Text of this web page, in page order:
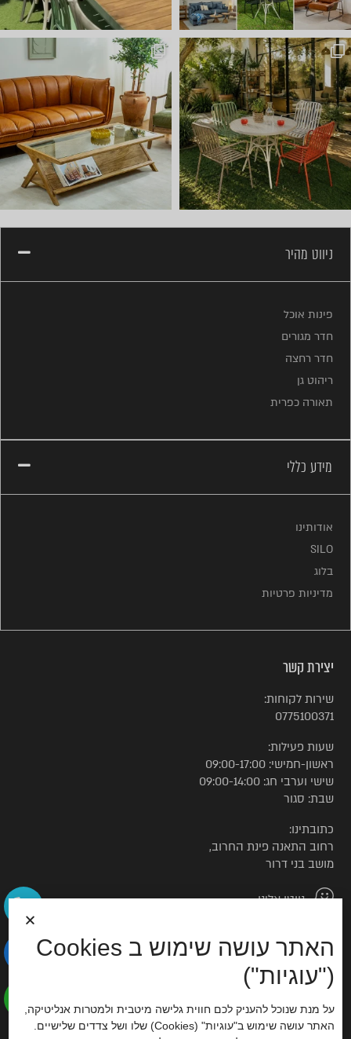
ועכשיו הגיע הזמן לשולחן הסל
ניווט מהיר
פינות אוכל
חדר מגורים
חדר רחצה
ריהוט גן
תאורה כפרית
מידע כללי
אודותינו
SILO
בלוג
מדיניות פרטיות
יצירת קשר
שירות לקוחות:
0775100371
שעות פעילות:
ראשון-חמישי: 09:00-17:00
שישי וערבי חג: 09:00-14:00
שבת: סגור
כתובתינו:
רחוב התאנה פינת החרוב,
מושב בני דרור
נווטו אלינו
© כל הזכויות שמורות לטורקיז האוס
סוכנות דיגיטל
האתר עושה שימוש ב Cookies
("עוגיות")
על מנת שנוכל להעניק לכם חווית גלישה מיטבית ולמטרות אנליטיקה,
האתר עושה שימוש ב"עוגיות" (Cookies) שלו ושל צדדים שלישיים.